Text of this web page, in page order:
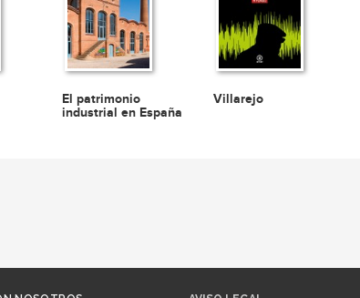
El patrimonio
industrial en España
Villarejo